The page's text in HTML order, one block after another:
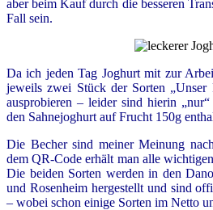
aber beim Kauf durch die besseren
Fall sein.
Da ich jeden Tag Joghurt mit zur
jeweils zwei Stück der Sorten „Unser
ausprobieren – leider sind hierin
den Sahnejoghurt auf Frucht 150g
Die Becher sind meiner Meinung
dem QR-Code erhält man alle
Die beiden Sorten werden in den
und Rosenheim hergestellt und sind
– wobei schon einige Sorten im Netto